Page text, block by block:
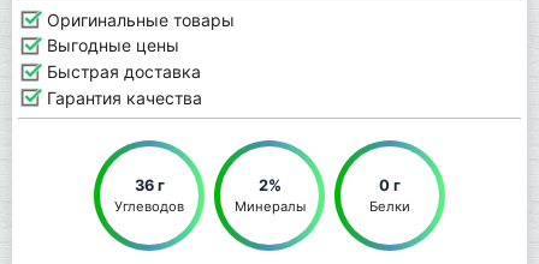
Оригинальные товары
Выгодные цены
Быстрая доставка
Гарантия качества
36 г
Углеводов
2%
Минералы
0 г
Белки